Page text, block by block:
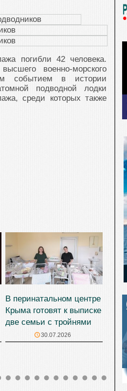
погибли 42 человека.
военно-морского
событием в истории
подводной лодки
среди которых также
В перинатальном центре
Крыма готовят к выписке
две семьи с тройнями
30.07.2026